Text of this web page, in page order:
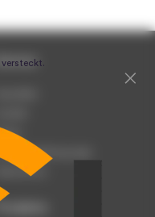
Presse
Datenschutz